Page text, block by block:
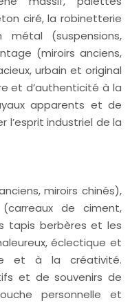
ciré, la robinetterie
(suspensions,
(miroirs anciens,
urbain et original
et d’authenticité à la
apparents et de
industriel de la
miroirs chinés),
de ciment,
tapis berbères et les
éclectique et
et à la créativité.
et de souvenirs de
personnelle et